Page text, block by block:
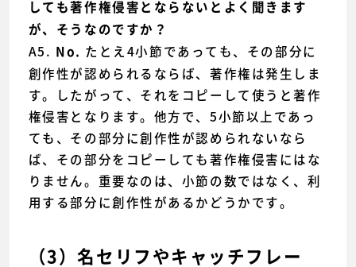
しても著作権侵害とならないとよく聞きます
が、そうなのですか？
A5. No. たとえ4小節であっても、その部分に
創作性が認められるならば、著作権は発生しま
す。したがって、それをコピーして使うと著作
権侵害となります。他方で、5小節以上であっ
ても、その部分に創作性が認められないなら
ば、その部分をコピーしても著作権侵害にはな
りません。重要なのは、小節の数ではなく、利
用する部分に創作性があるかどうかです。
（3）名セリフやキャッチフレー